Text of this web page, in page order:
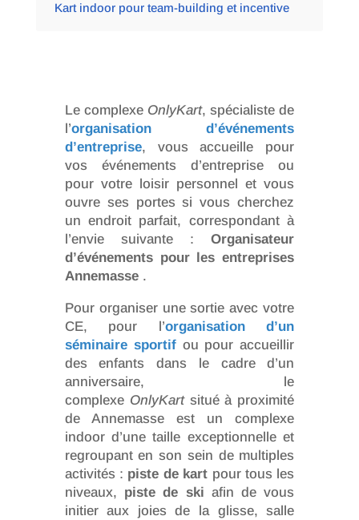
Kart indoor pour team-building et incentive
Le complexe OnlyKart, spécialiste de
l’organisation d’événements
d’entreprise, vous accueille pour
vos événements d’entreprise ou
pour votre loisir personnel et vous
ouvre ses portes si vous cherchez
un endroit parfait, correspondant à
l’envie suivante :Organisateur
d’événements pour les entreprises
Annemasse .
Pour organiser une sortie avec votre
CE, pour l’organisation d’un
séminaire sportifou pour accueillir
des enfants dans le cadre d’un
anniversaire, le
complexe OnlyKartsitué à proximité
de Annemasse est un complexe
indoor d’une taille exceptionnelle et
regroupant en son sein de multiples
activités : piste de kart pour tous les
niveaux, piste de ski afin de vous
initier aux joies de la glisse, salle